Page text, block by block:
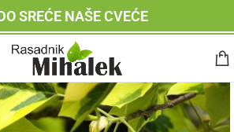
SREĆE NAŠE CVEĆE